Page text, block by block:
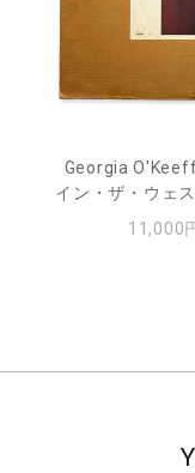
Georgia
イン・ザ・ウェ
11,000